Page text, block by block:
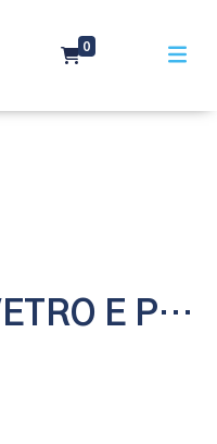
0
CASS.PORTA VETRO E PORTA INT.